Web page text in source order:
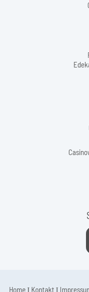
HomeΙ Kontakt Ι